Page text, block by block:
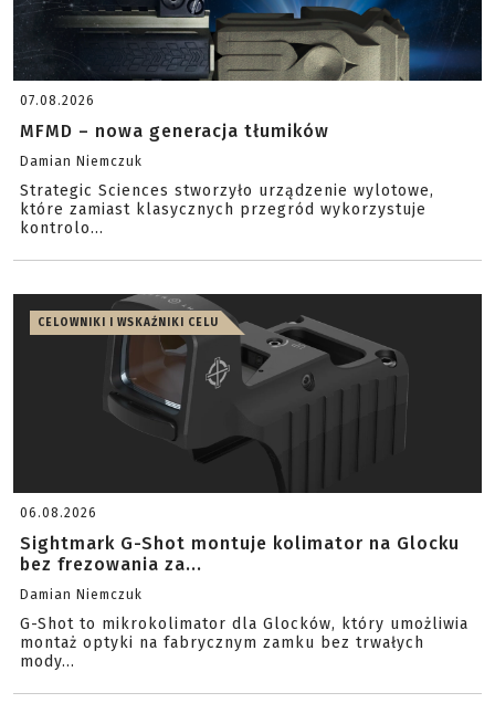
07.08.2026
MFMD – nowa generacja tłumików
Damian Niemczuk
Strategic Sciences stworzyło urządzenie wylotowe,
które zamiast klasycznych przegród wykorzystuje
kontrolo...
CELOWNIKI I WSKAŹNIKI CELU
06.08.2026
Sightmark G-Shot montuje kolimator na Glocku
bez frezowania za...
Damian Niemczuk
G-Shot to mikrokolimator dla Glocków, który umożliwia
montaż optyki na fabrycznym zamku bez trwałych
mody...